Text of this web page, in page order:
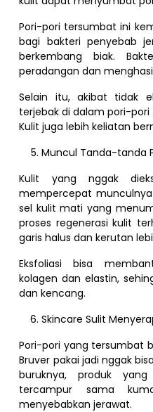
Pori-pori tersumbat ini
bagi bakteri penyebab
berkembang biak.
peradangan dan
Selain itu, akibat tidak
terjebak di dalam pori-pori
Kulit juga lebih keliatan
Muncul Tanda-tanda
Kulit yang nggak
mempercepat
sel kulit mati yang
proses regenerasi kulit
garis halus dan kerutan
Eksfoliasi bisa
kolagen dan elastin,
dan kencang.
Skincare Sulit
Pori-pori yang tersumbat
Bruver pakai jadi nggak
buruknya, produk
tercampur sama
menyebabkan jerawat.